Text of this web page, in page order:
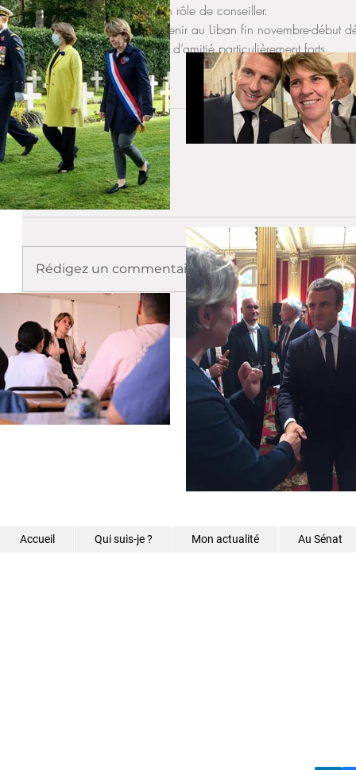
scolaires du réseau et son rôle de conseiller.
J’aurai grand plaisir à revenir au Liban fin novembre-début
France entretient des liens d’amitié particulièrement forts
Actualités
Sénat
CFDE
Commentaires
Rédigez un commentaire...
Accueil Qui suis-je ? Mon actualité Au Sénat